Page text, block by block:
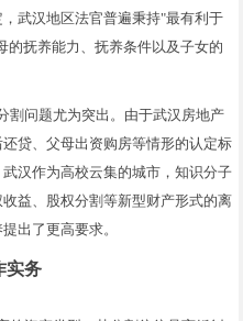
武汉地区法官普遍秉持"最有利于
的抚养能力、抚养条件以及子女的
割问题尤为突出。由于武汉房地产
贷、父母出资购房等情形的认定标
汉作为高校云集的城市，知识分子
益、股权分割等新型财产形式的离
出了更高要求。
实务